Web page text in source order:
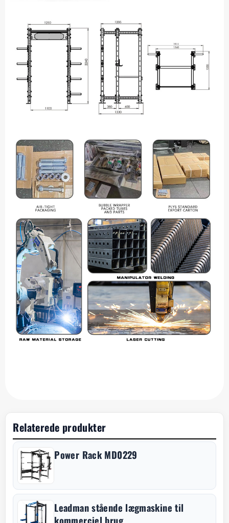
Relaterede produkter
Power Rack MD0229
Leadman stående lægmaskine til
kommerciel brug